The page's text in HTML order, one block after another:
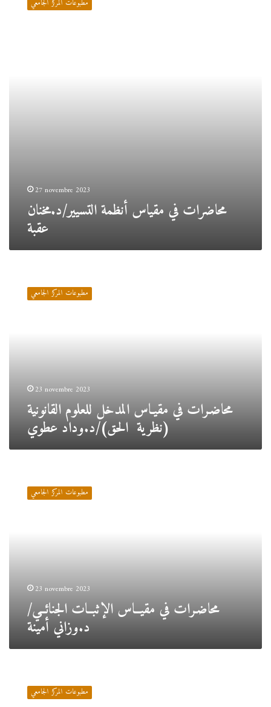
مطبوعات المركز الجامعي
27 novembre 2023
محاضرات في مقياس أنظمة التسيير/د.مخنان
عقبة
مطبوعات المركز الجامعي
23 novembre 2023
محاضـرات في مقيـاس المدخل للعلوم القانونية
(نظرية الحق)/د.وداد عطوي
مقيــاسمطبوعات المركز الجامعي
23 novembre 2023
محاضـرات في مقيــاس الإثبــات الجنائــي/
د.وزاني أمينة
مقيــاسمطبوعات المركز الجامعي